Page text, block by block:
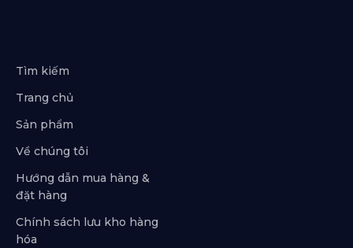
Tìm kiếm
Trang chủ
Sản phẩm
Về chúng tôi
Hướng dẫn mua hàng &
đặt hàng
Chính sách lưu kho hàng
hóa